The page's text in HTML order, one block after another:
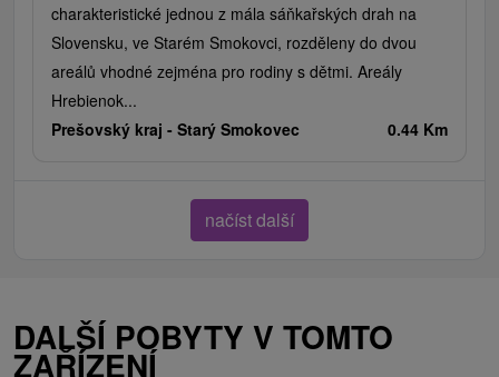
charakteristické jednou z mála sáňkařských drah na
Slovensku, ve Starém Smokovci, rozděleny do dvou
areálů vhodné zejména pro rodiny s dětmi. Areály
Hrebienok...
Prešovský kraj - Starý Smokovec 0.44 Km
načíst další
DALŠÍ POBYTY V TOMTO
ZAŘÍZENÍ